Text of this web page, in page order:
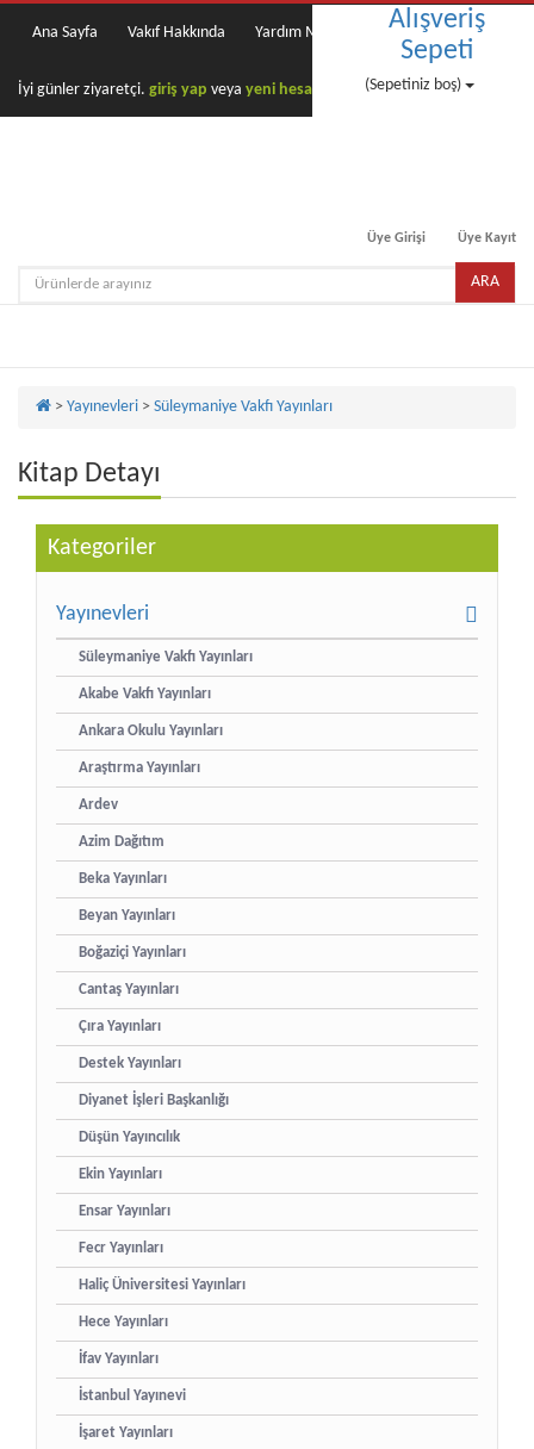
Ana Sayfa Vakıf Hakkında Yardım Masası
İyi günler ziyaretçi. giriş yap veya yeni hesap oluştur
Alışveriş
Sepeti
(Sepetiniz boş)
Üye Girişi Üye Kayıt
ARA
> Yayınevleri > Süleymaniye Vakfı Yayınları
Kitap Detayı
Kategoriler
Yayınevleri
Süleymaniye Vakfı Yayınları
Akabe Vakfı Yayınları
Ankara Okulu Yayınları
Araştırma Yayınları
Ardev
Azim Dağıtım
Beka Yayınları
Beyan Yayınları
Boğaziçi Yayınları
Cantaş Yayınları
Çıra Yayınları
Destek Yayınları
Diyanet İşleri Başkanlığı
Düşün Yayıncılık
Ekin Yayınları
Ensar Yayınları
Fecr Yayınları
Haliç Üniversitesi Yayınları
Hece Yayınları
İfav Yayınları
İstanbul Yayınevi
İşaret Yayınları